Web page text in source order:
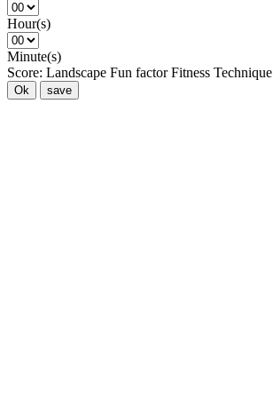
Hour(s)
Minute(s)
Score: Landscape Fun factor Fitness Technique
Ok save